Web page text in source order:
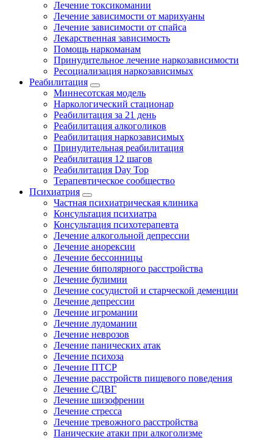
Лечение токсикомании
Лечение зависимости от марихуаны
Лечение зависимости от спайса
Лекарственная зависимость
Помощь наркоманам
Принудительное лечение наркозависимости
Ресоциализация наркозависимых
Реабилитация
Миннесотская модель
Наркологический стационар
Реабилитация за 21 день
Реабилитация алкоголиков
Реабилитация наркозависимых
Принудительная реабилитация
Реабилитация 12 шагов
Реабилитация Day Top
Терапевтическое сообщество
Психиатрия
Частная психиатрическая клиника
Консультация психиатра
Консультация психотерапевта
Лечение алкогольной депрессии
Лечение анорексии
Лечение бессонницы
Лечение биполярного расстройства
Лечение булимии
Лечение сосудистой и старческой деменции
Лечение депрессии
Лечение игромании
Лечение лудомании
Лечение неврозов
Лечение панических атак
Лечение психоза
Лечение ПТСР
Лечение расстройств пищевого поведения
Лечение СДВГ
Лечение шизофрении
Лечение стресса
Лечение тревожного расстройства
Панические атаки при алкоголизме